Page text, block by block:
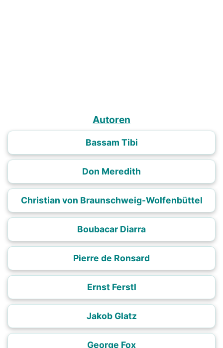
Autoren
Bassam Tibi
Don Meredith
Christian von Braunschweig-Wolfenbüttel
Boubacar Diarra
Pierre de Ronsard
Ernst Ferstl
Jakob Glatz
George Fox